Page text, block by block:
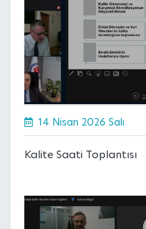
14 Nisan 2026 Salı
Kalite Saati Toplantısı